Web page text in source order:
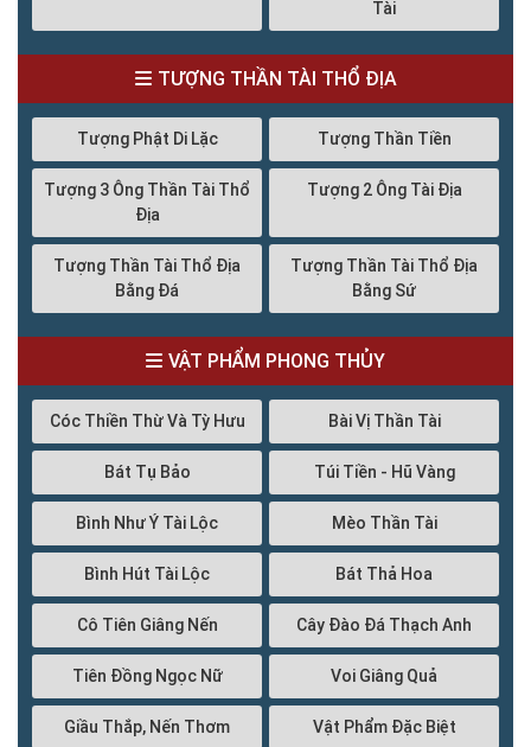
Tài
TƯỢNG THẦN TÀI THỔ ĐỊA
Tượng Phật Di Lặc Tượng Thần Tiền
Tượng 3 Ông Thần Tài Thổ
Địa
Tượng 2 Ông Tài Địa
Tượng Thần Tài Thổ Địa
Bằng Đá
Tượng Thần Tài Thổ Địa
Bằng Sứ
VẬT PHẨM PHONG THỦY
Cóc Thiền Thừ Và Tỳ Hưu Bài Vị Thần Tài
Bát Tụ Bảo Túi Tiền - Hũ Vàng
Bình Như Ý Tài Lộc Mèo Thần Tài
Bình Hút Tài Lộc Bát Thả Hoa
Cô Tiên Giâng Nến Cây Đào Đá Thạch Anh
Tiên Đồng Ngọc Nữ Voi Giâng Quả
Giầu Thắp, Nến Thơm Vật Phẩm Đặc Biệt